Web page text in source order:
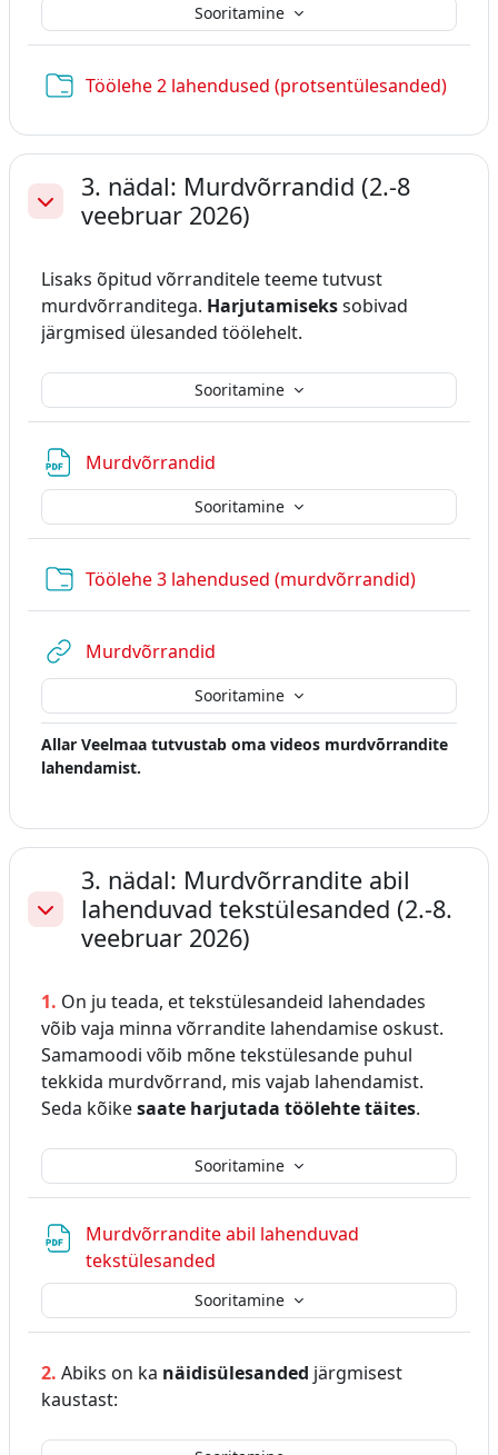
Sooritamine
Töölehe 2 lahendused (protsentülesanded)Kaust
Ahenda
3. nädal: Murdvõrrandid (2.-8
veebruar 2026)
Sooritamine
Lisaks õpitud võrranditele teeme tutvust
murdvõrranditega. Harjutamisekssobivad
järgmised ülesanded töölehelt.
Murdvõrrandid
Sooritamine
Töölehe 3 lahendused (murdvõrrandid)Kaust
Murdvõrrandid
Sooritamine
Allar Veelmaa tutvustab oma videos murdvõrrandite
lahendamist.
Ahenda
3. nädal: Murdvõrrandite abil
lahenduvad tekstülesanded (2.-8.
veebruar 2026)
Sooritamine
1. On ju teada, et tekstülesandeid lahendades
võib vaja minna võrrandite lahendamise oskust.
Samamoodi võib mõne tekstülesande puhul
tekkida murdvõrrand, mis vajab lahendamist.
Seda kõikesaate harjutada töölehte täites.
Murdvõrrandite abil lahenduvad
tekstülesanded
Sooritamine
2. Abiks on ka näidisülesanded järgmisest
kaustast: